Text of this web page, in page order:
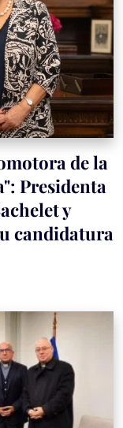
de la
Presidenta
y
candidatura